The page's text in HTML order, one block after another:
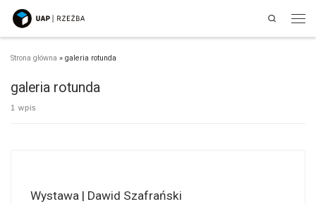
Przejdź do treści
Search
Strona główna » galeria rotunda
galeria rotunda
1 wpis
Wystawa | Dawid Szafrański